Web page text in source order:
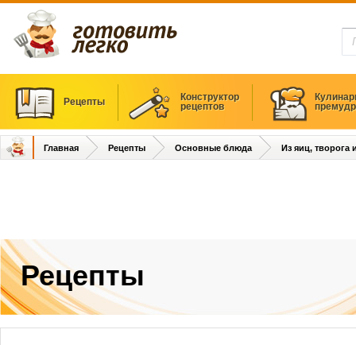
Рецепты
Конструктор
рецептов
Главная Рецепты Основные блюда Из яиц, творога
Рецепты